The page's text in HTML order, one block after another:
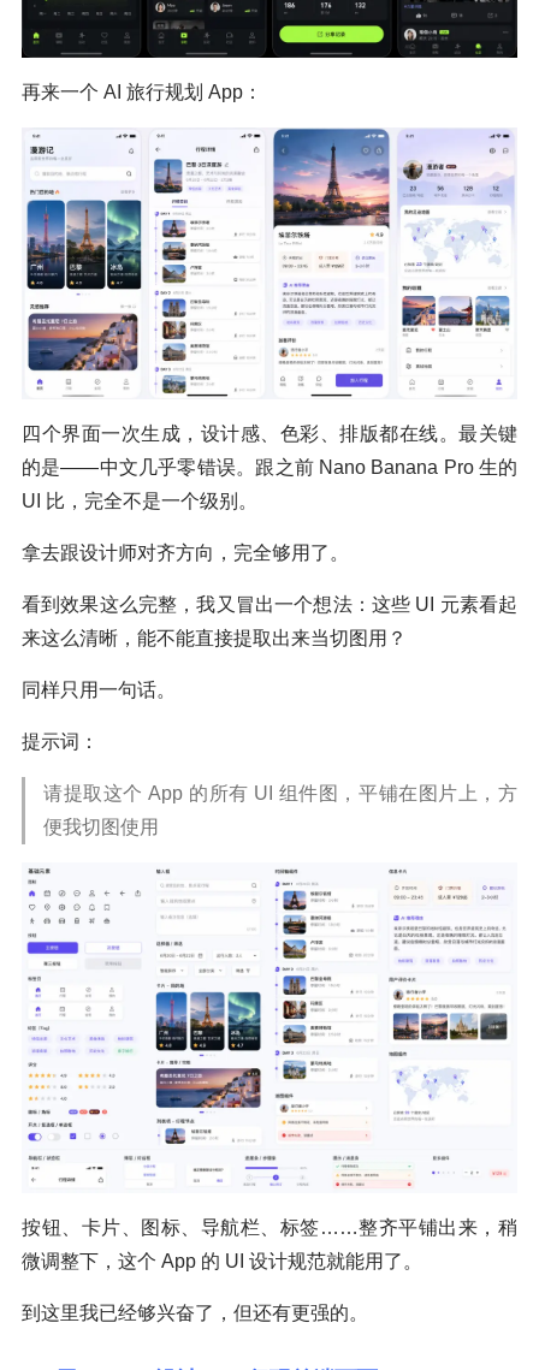
再来一个 AI 旅行规划 App：
四个界面一次生成，设计感、色彩、排版都在线。最关键
的是——中文几乎零错误。跟之前 Nano Banana Pro 生的
UI 比，完全不是一个级别。
拿去跟设计师对齐方向，完全够用了。
看到效果这么完整，我又冒出一个想法：这些 UI 元素看起
来这么清晰，能不能直接提取出来当切图用？
同样只用一句话。
提示词：
请提取这个 App 的所有 UI 组件图，平铺在图片上，方
便我切图使用
按钮、卡片、图标、导航栏、标签……整齐平铺出来，稍
微调整下，这个 App 的 UI 设计规范就能用了。
到这里我已经够兴奋了，但还有更强的。